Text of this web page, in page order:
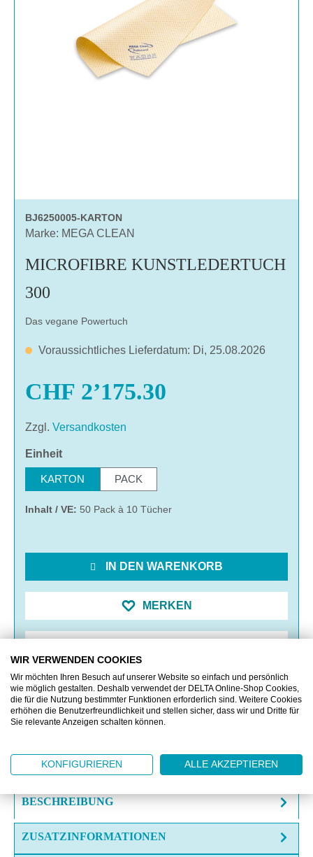
BJ6250005-KARTON
Marke: MEGA CLEAN
MICROFIBRE KUNSTLEDERTUCH
300
Das vegane Powertuch
Voraussichtliches Lieferdatum: Di, 25.08.2026
CHF 2’175.30
Zzgl. Versandkosten
Einheitauswählen
KARTON PACK
Inhalt / VE: 50 Pack à 10 Tücher
IN DEN WARENKORB
MERKEN
OFFERTE EINHOLEN
MUSTERANFRAGE
BESCHREIBUNG
ZUSATZINFORMATIONEN
WIR VERWENDEN COOKIES
Wir möchten Ihren Besuch auf unserer Website so einfach und persönlich
wie möglich gestalten. Deshalb verwendet der DELTA Online-Shop Cookies,
die für die Nutzung bestimmter Funktionen erforderlich sind. Weitere Cookies
erhöhen die Benutzerfreundlichkeit und stellen sicher, dass wir und Dritte für
Sie relevante Anzeigen schalten können.
KONFIGURIEREN ALLE AKZEPTIEREN